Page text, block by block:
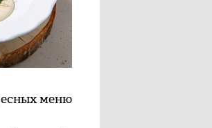
меню